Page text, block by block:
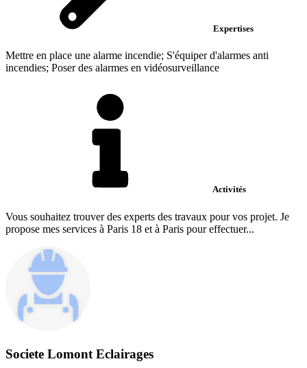
Expertises
Mettre en place une alarme incendie; S'équiper d'alarmes anti
incendies; Poser des alarmes en vidéosurveillance
Activités
Vous souhaitez trouver des experts des travaux pour vos projet. Je
propose mes services à Paris 18 et à Paris pour effectuer...
Societe Lomont Eclairages